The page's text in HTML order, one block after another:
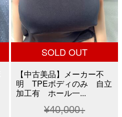
す。
SOLD OUT
【中古美品】メーカー不
明 TPEボディのみ 自立
加工有 ホール一...
¥40,000